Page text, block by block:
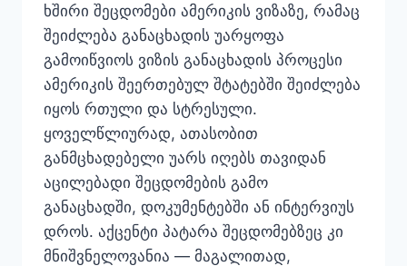
ხშირი შეცდომები ამერიკის ვიზაზე, რამაც
შეიძლება განაცხადის უარყოფა
გამოიწვიოს ვიზის განაცხადის პროცესი
ამერიკის შეერთებულ შტატებში შეიძლება
იყოს რთული და სტრესული.
ყოველწლიურად, ათასობით
განმცხადებელი უარს იღებს თავიდან
აცილებადი შეცდომების გამო
განაცხადში, დოკუმენტებში ან ინტერვიუს
დროს. აქცენტი პატარა შეცდომებზეც კი
მნიშვნელოვანია — მაგალითად,